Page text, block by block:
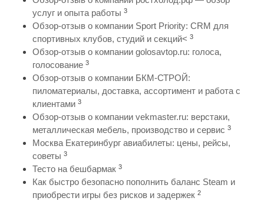
услуг и опыта работы 3
Обзор-отзыв о компании Sport Priority: CRM для
спортивных клубов, студий и секций< 3
Обзор-отзыв о компании golosavtop.ru: голоса,
голосование 3
Обзор-отзыв о компании БКМ-СТРОЙ:
пиломатериалы, доставка, ассортимент и работа с
клиентами 3
Обзор-отзыв о компании vekmaster.ru: верстаки,
металлическая мебель, производство и сервис 3
Москва Екатеринбург авиабилеты: цены, рейсы,
советы 3
Тесто на бешбармак 3
Как быстро безопасно пополнить баланс Steam и
приобрести игры без рисков и задержек 2